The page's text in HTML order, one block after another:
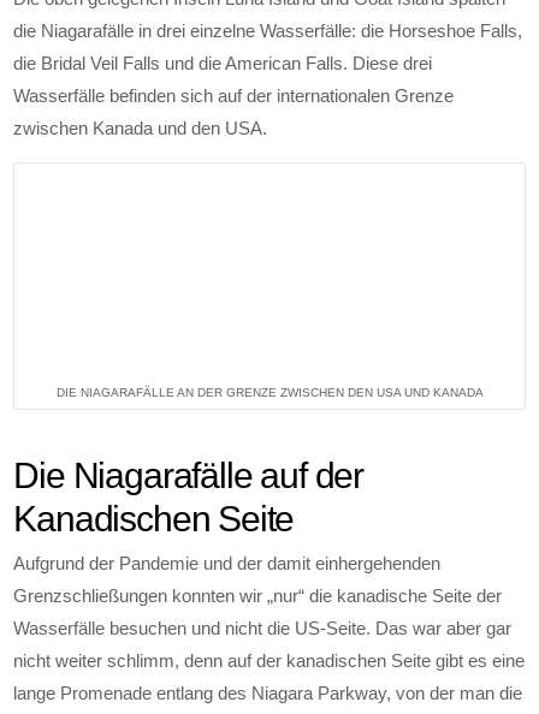
die Niagarafälle in drei einzelne Wasserfälle: die Horseshoe Falls,
die Bridal Veil Falls und die American Falls. Diese drei
Wasserfälle befinden sich auf der internationalen Grenze
zwischen Kanada und den USA.
DIE NIAGARAFÄLLE AN DER GRENZE ZWISCHEN DEN USA UND KANADA
Die Niagarafälle auf der
Kanadischen Seite
Aufgrund der Pandemie und der damit einhergehenden
Grenzschließungen konnten wir „nur“ die kanadische Seite der
Wasserfälle besuchen und nicht die US-Seite. Das war aber gar
nicht weiter schlimm, denn auf der kanadischen Seite gibt es eine
lange Promenade entlang des Niagara Parkway, von der man die